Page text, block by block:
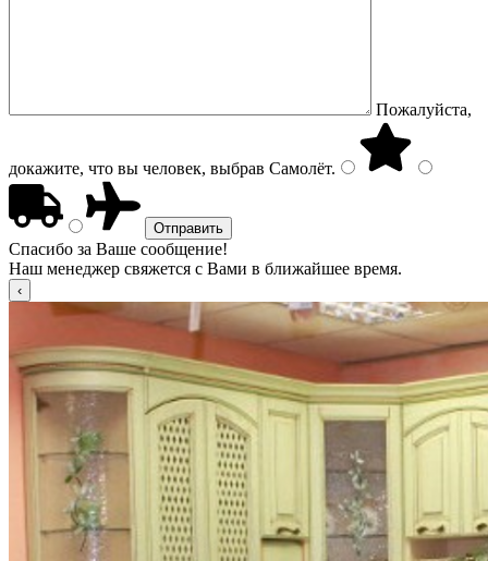
Пожалуйста,
докажите, что вы человек, выбрав Самолёт.
Спасибо за Ваше сообщение!
Наш менеджер свяжется с Вами в ближайшее время.